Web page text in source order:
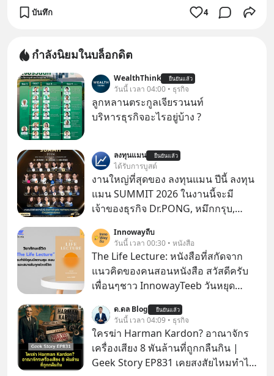
บันทึก 4
กำลังนิยมในบล็อกดิต
WealthThink ยืนยันแล้ว
วันนี้ เวลา 04:00 • ธุรกิจ
ลูกหลานตระกูลเจียรวนนท์
บริหารธุรกิจอะไรอยู่บ้าง ?
ลงทุนแมน ยืนยันแล้ว
ได้รับการบูสต์
งานใหญ่ที่สุดของ ลงทุนแมน ปีนี้ ลงทุน
แมน SUMMIT 2026 ในงานนี้จะมี
เจ้าของธุรกิจ Dr.PONG, หมึกกรุบ,
Fastwork, MizuMi, KARMART, อิชิตัน
มาแชร์ความรู้การสร้างธุรกิจ
Innowayถีบ
วันนี้ เวลา 00:30 • หนังสือ
The Life Lecture: หนังสือที่สกัดจาก
แนวคิดของคนสอนหนังสือ สวัสดีครับ
เพื่อนๆชาว InnowayTeeb วันหยุด
สนใจจบแล้วเกิดคำถามว่า
ด.ดล Blog ยืนยันแล้ว
วันนี้ เวลา 04:09 • ธุรกิจ
ใครฆ่า Harman Kardon? อาณาจักร
เครื่องเสียง 8 พันล้านที่ถูกกลืนกิน |
Geek Story EP831 เคยสงสัยไหมทำไม